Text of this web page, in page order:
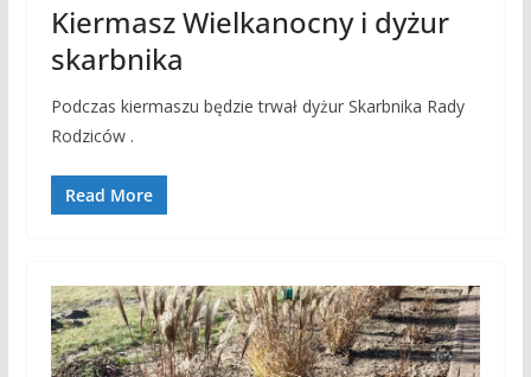
Kiermasz Wielkanocny i dyżur
skarbnika
Podczas kiermaszu będzie trwał dyżur Skarbnika Rady
Rodziców .
Read More